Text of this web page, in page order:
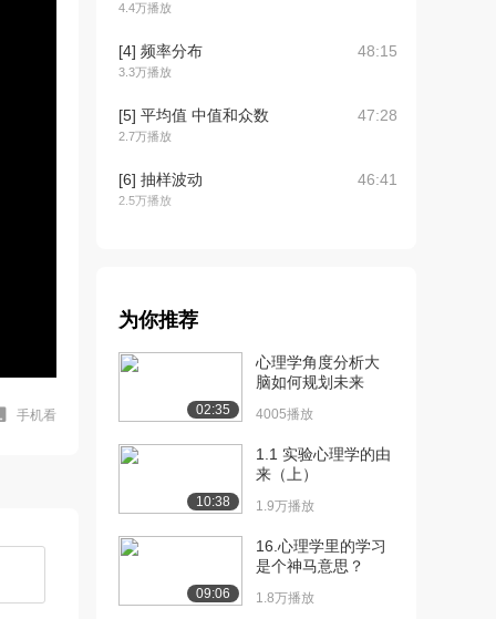
手机看
4.4万播放
[4] 频率分布
3.3万播放
48:15
[5] 平均值 中值和众数
2.7万播放
47:28
[6] 抽样波动
2.5万播放
46:41
[8] 中心极限定理
3.8万播放
[9] 心理学中的数据分析之
45:53
[10] 用统计数据进行假设
47:23
[11] 效果量与标准偏差的
44:27
为你推荐
02:35
心理学角度分析大
脑如何规划未来
4005播放
10:38
1.1 实验心理学的由
来（上）
1.9万播放
09:06
16.心理学里的学习
是个神马意思？
1.8万播放